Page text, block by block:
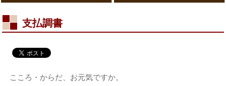
支払調書
こころ・からだ、お元気ですか。